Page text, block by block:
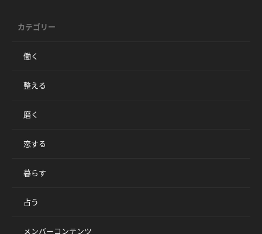
カテゴリー
働く
整える
磨く
恋する
暮らす
占う
メンバーコンテンツ